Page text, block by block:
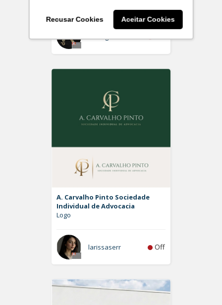
Recusar Cookies Aceitar Cookies
Rdesign SM Off
A. Carvalho Pinto Sociedade
Individual de Advocacia
Logo
larissaserr Off